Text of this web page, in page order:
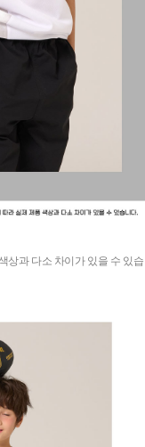
상과 다소 차이가 있을 수 있습